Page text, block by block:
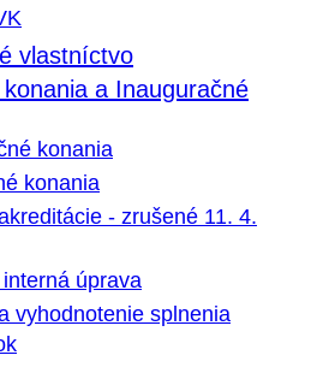
vlastníctvo
a Inauguračné
konania
konania
- zrušené 11. 4.
úprava
vyhodnotenie splnenia